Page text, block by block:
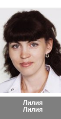
Лилия
Лилия